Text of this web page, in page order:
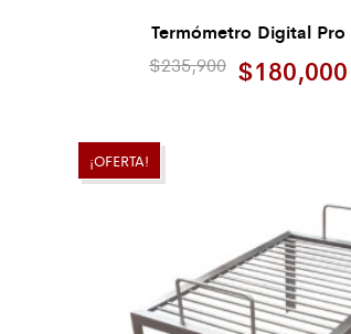
Termómetro Digital Pro
$235,900 $180,000
¡OFERTA!